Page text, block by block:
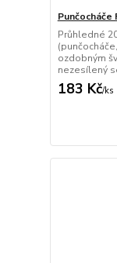
Průhledné
ozdobným
nezesílený
183 Kč/ks